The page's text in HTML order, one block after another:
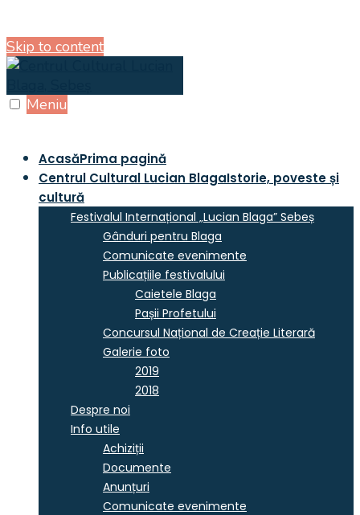
Skip to content
Meniu
AcasăPrima pagină
Centrul Cultural Lucian BlagaIstorie, poveste și
cultură
Festivalul Internațional „Lucian Blaga” Sebeș
Gânduri pentru Blaga
Comunicate evenimente
Publicațiile festivalului
Caietele Blaga
Pașii Profetului
Concursul Național de Creație Literară
Galerie foto
2019
2018
Despre noi
Info utile
Achiziții
Documente
Anunțuri
Comunicate evenimente